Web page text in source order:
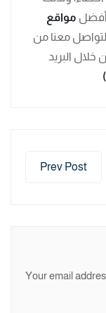
أفضل مواقع
معنا من
خلال البريد
)
Prev Post
Your email